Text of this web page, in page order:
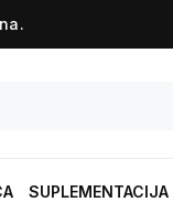
SUPLEMENTACIJA